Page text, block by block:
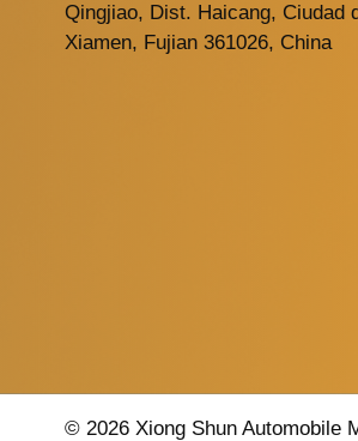
Qingjiao, Dist. Haicang, Ciudad
Xiamen, Fujian 361026, China
© 2026 Xiong Shun Automobile